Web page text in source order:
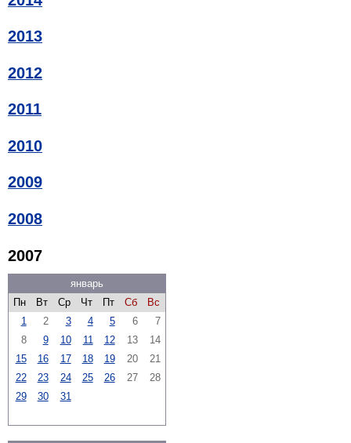
2013
2012
2011
2010
2009
2008
2007
январь
Пн
Вт Ср Чт Пт Сб
Вс
1
2 3 4 5 6
7
8
9 10 11 12 13
14
15
16 17 18 19 20
21
22
23 24 25 26 27
28
29
30 31